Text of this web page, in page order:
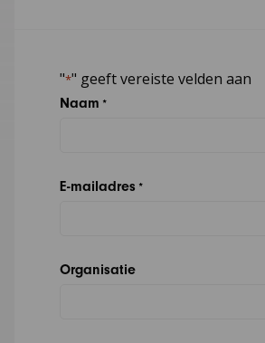
"*" geeft vereiste velden aan
Naam *
E-mailadres *
Organisatie